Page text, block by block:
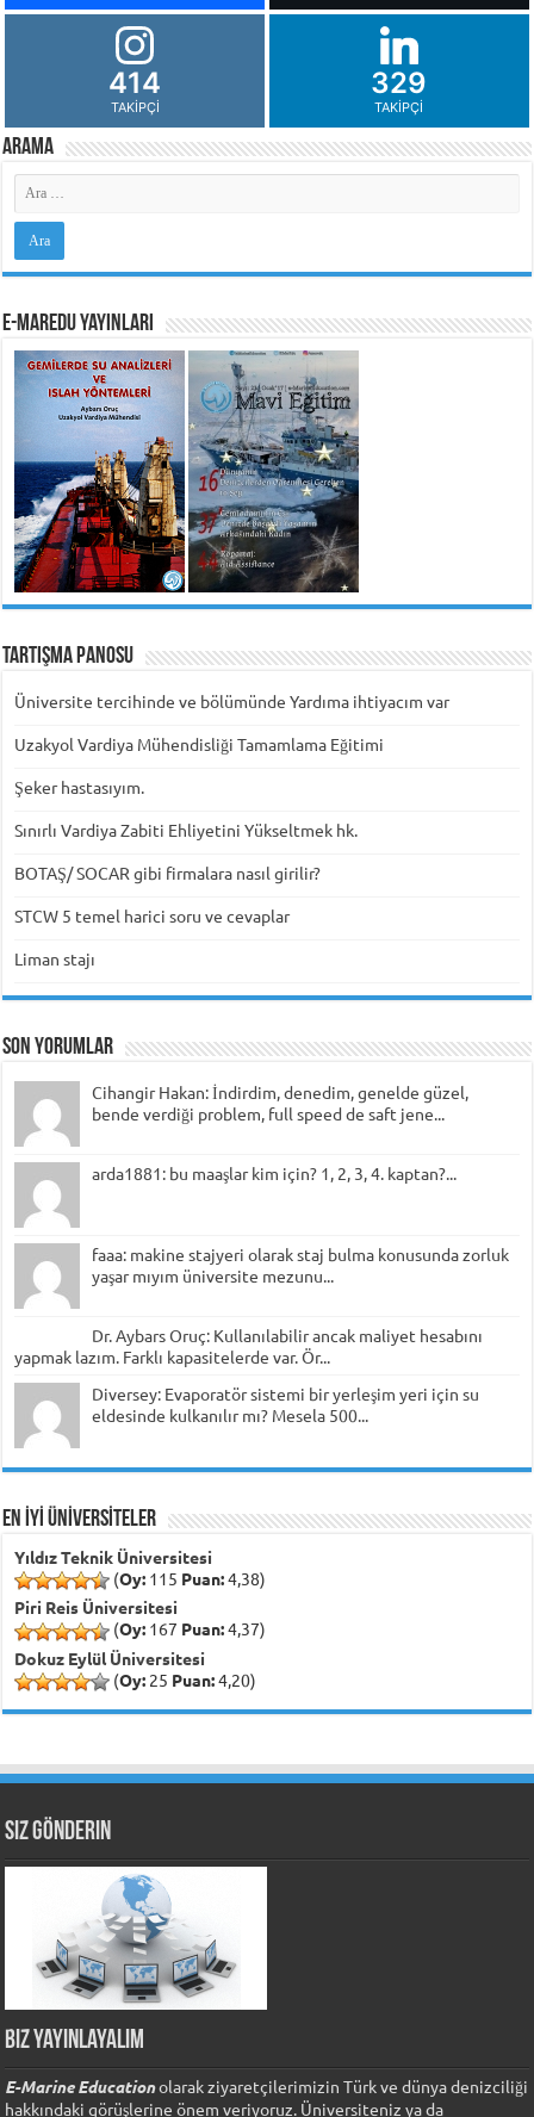
414
TAKIPÇI
329
TAKIPÇI
Arama
e-MarEdu Yayınları
Tartışma Panosu
Üniversite tercihinde ve bölümünde Yardıma ihtiyacım var
Uzakyol Vardiya Mühendisliği Tamamlama Eğitimi
Şeker hastasıyım.
Sınırlı Vardiya Zabiti Ehliyetini Yükseltmek hk.
BOTAŞ/ SOCAR gibi firmalara nasıl girilir?
STCW 5 temel harici soru ve cevaplar
Liman stajı
Son Yorumlar
Cihangir Hakan: İndirdim, denedim, genelde güzel,
bende verdiği problem, full speed de saft jene...
arda1881: bu maaşlar kim için? 1, 2, 3, 4. kaptan?...
faaa: makine stajyeri olarak staj bulma konusunda zorluk
yaşar mıyım üniversite mezunu...
Dr. Aybars Oruç: Kullanılabilir ancak maliyet hesabını
yapmak lazım. Farklı kapasitelerde var. Ör...
Diversey: Evaporatör sistemi bir yerleşim yeri için su
eldesinde kulkanılır mı? Mesela 500...
EN İYİ ÜNİVERSİTELER
Yıldız Teknik Üniversitesi
(Oy: 115 Puan:4,38)
Piri Reis Üniversitesi
(Oy: 167 Puan:4,37)
Dokuz Eylül Üniversitesi
(Oy: 25 Puan:4,20)
Siz Gönderin
Biz Yayınlayalım
E-Marine Educationolarak ziyaretçilerimizin Türk ve dünya denizciliği
hakkındaki görüşlerine önem veriyoruz. Üniversiteniz ya da